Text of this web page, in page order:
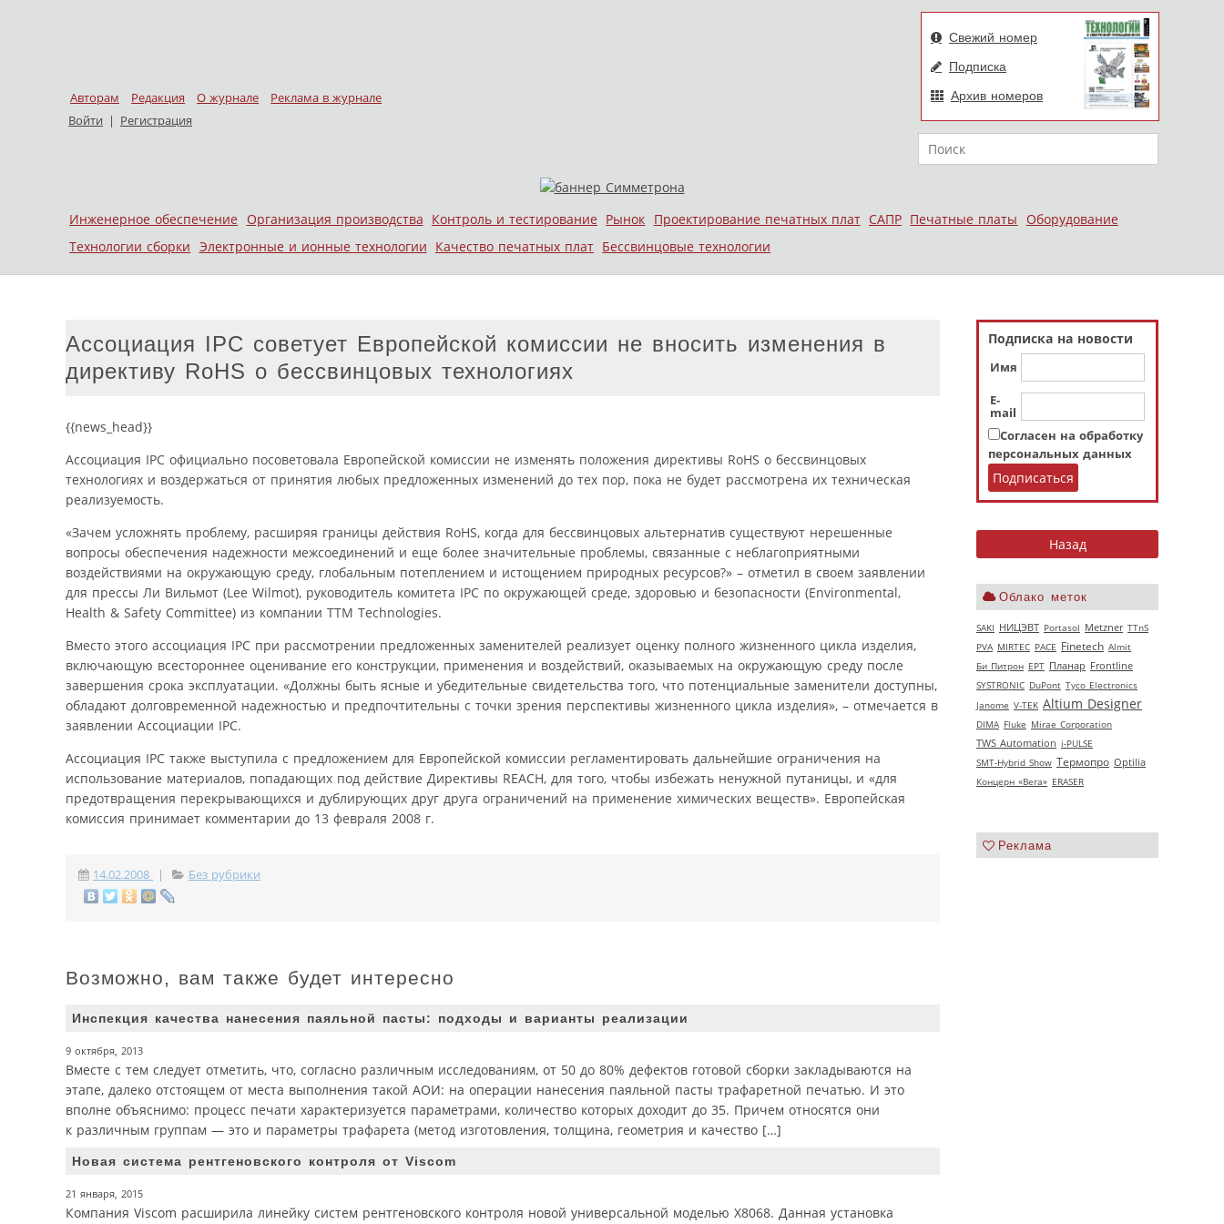
Авторам Редакция О журнале
Реклама в журнале
Войти | Регистрация
Свежий номер
Подписка
Архив номеров
Поиск
Меню
Skip to content
Инженерное обеспечение Организация производства Контроль и тестирование Рынок Проектирование печатных плат САПР Печатные платы
Оборудование
Технологии сборки Электронные и ионные технологии Качество печатных плат Бессвинцовые технологии
Подписка на новости
Имя
E-
mail
Согласен на обработку
персональных данных
Облако меток
SAKI НИЦЭВТ Portasol Metzner TTnS
PVA MIRTEC РАСЕ Finetech Almit
Би Питрон EPT Планар Frontline
SYSTRONIC DuPont Tyco Electronics
Janome V‑TEK Altium Designer
DIMA Fluke Mirae Corporation
TWS Automation i-PULSE
SMT-Hybrid Show Термопро Optilia
Концерн «Вега» ERASER
Реклама
Ассоциация IPC советует Европейской комиссии не вносить изменения в
директиву RoHS о бессвинцовых технологиях
{{news_head}}
Ассоциация IPC официально посоветовала Европейской комиссии не изменять положения директивы RoHS о бессвинцовых
технологиях и воздержаться от принятия любых предложенных изменений до тех пор, пока не будет рассмотрена их техническая
реализуемость.
«Зачем усложнять проблему, расширяя границы действия RoHS, когда для бессвинцовых альтернатив существуют нерешенные
вопросы обеспечения надежности межсоединений и еще более значительные проблемы, связанные с неблагоприятными
воздействиями на окружающую среду, глобальным потеплением и истощением природных ресурсов?» – отметил в своем заявлении
для прессы Ли Вильмот (Lee Wilmot), руководитель комитета IPC по окружающей среде, здоровью и безопасности (Environmental,
Health & Safety Committee) из компании TTM Technologies.
Вместо этого ассоциация IPC при рассмотрении предложенных заменителей реализует оценку полного жизненного цикла изделия,
включающую всестороннее оценивание его конструкции, применения и воздействий, оказываемых на окружающую среду после
завершения срока эксплуатации. «Должны быть ясные и убедительные свидетельства того, что потенциальные заменители доступны,
обладают долговременной надежностью и предпочтительны с точки зрения перспективы жизненного цикла изделия», – отмечается в
заявлении Ассоциации IPC.
Ассоциация IPC также выступила с предложением для Европейской комиссии регламентировать дальнейшие ограничения на
использование материалов, попадающих под действие Директивы REACH, для того, чтобы избежать ненужной путаницы, и «для
предотвращения перекрывающихся и дублирующих друг друга ограничений на применение химических веществ». Европейская
комиссия принимает комментарии до 13 февраля 2008 г.
14.02.2008 | Без рубрики
Возможно, вам также будет интересно
Инспекция качества нанесения паяльной пасты: подходы и варианты реализации
9 октября, 2013
Вместе с тем следует отметить, что, согласно различным исследованиям, от 50 до 80% дефектов готовой сборки закладываются на
этапе, далеко отстоящем от места выполнения такой АОИ: на операции нанесения паяльной пасты трафаретной печатью. И это
вполне объяснимо: процесс печати характеризуется параметрами, количество которых доходит до 35. Причем относятся они
к различным группам — это и параметры трафарета (метод изготовления, толщина, геометрия и качество […]
Новая система рентгеновского контроля от Viscom
21 января, 2015
Компания Viscom расширила линейку систем рентгеновского контроля новой универсальной моделью X8068. Данная установка